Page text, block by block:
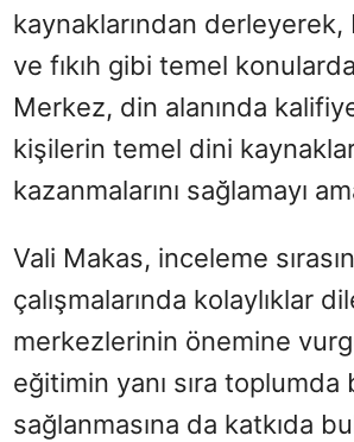
kaynaklarından derleyerek,
ve fıkıh gibi temel
Merkez, din alanında
kişilerin temel dini
kazanmalarını sağlamayı
Vali Makas, inceleme
çalışmalarında kolaylıklar
merkezlerinin önemine
eğitimin yanı sıra toplumda
sağlanmasına da katkıda